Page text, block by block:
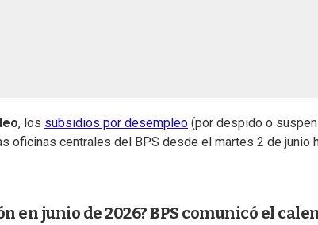
, los subsidios por desempleo (por despido o
oficinas centrales del BPS desde el martes 2 de junio
en junio de 2026? BPS comunicó el